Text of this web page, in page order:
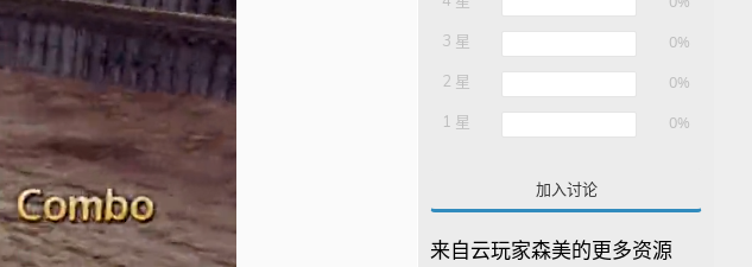
3 星
0%
2 星
0%
1 星
0%
加入讨论
来自云玩家森美的更多资源